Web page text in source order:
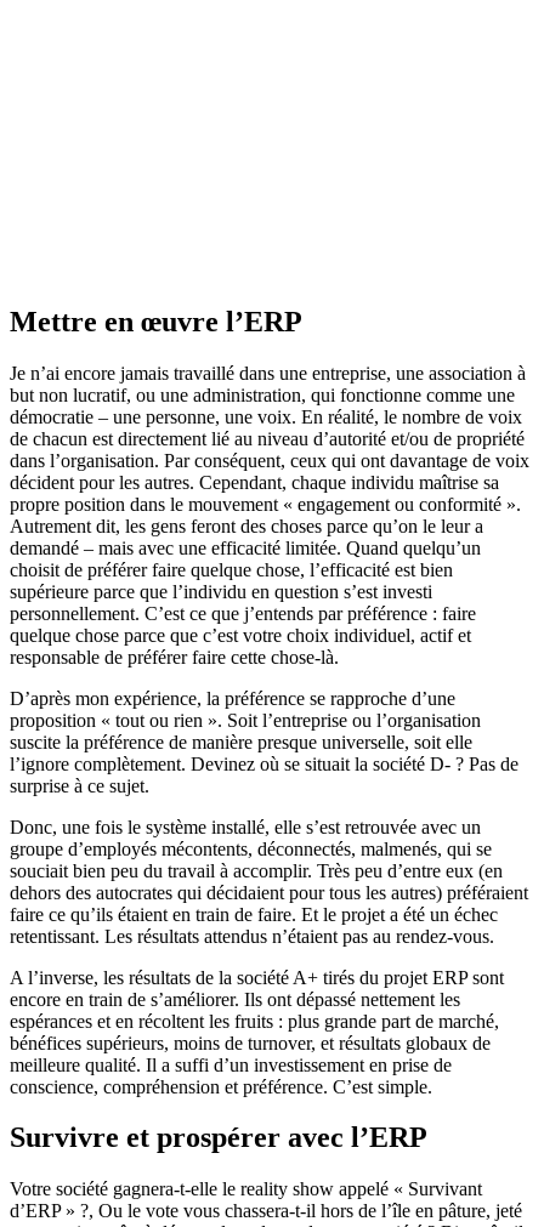
Mettre en œuvre l’ERP
Je n’ai encore jamais travaillé dans une entreprise, une association à
but non lucratif, ou une administration, qui fonctionne comme une
démocratie – une personne, une voix. En réalité, le nombre de voix
de chacun est directement lié au niveau d’autorité et/ou de propriété
dans l’organisation. Par conséquent, ceux qui ont davantage de voix
décident pour les autres. Cependant, chaque individu maîtrise sa
propre position dans le mouvement « engagement ou conformité ».
Autrement dit, les gens feront des choses parce qu’on le leur a
demandé – mais avec une efficacité limitée. Quand quelqu’un
choisit de préférer faire quelque chose, l’efficacité est bien
supérieure parce que l’individu en question s’est investi
personnellement. C’est ce que j’entends par préférence : faire
quelque chose parce que c’est votre choix individuel, actif et
responsable de préférer faire cette chose-là.
D’après mon expérience, la préférence se rapproche d’une
proposition « tout ou rien ». Soit l’entreprise ou l’organisation
suscite la préférence de manière presque universelle, soit elle
l’ignore complètement. Devinez où se situait la société D- ? Pas de
surprise à ce sujet.
Donc, une fois le système installé, elle s’est retrouvée avec un
groupe d’employés mécontents, déconnectés, malmenés, qui se
souciait bien peu du travail à accomplir. Très peu d’entre eux (en
dehors des autocrates qui décidaient pour tous les autres) préféraient
faire ce qu’ils étaient en train de faire. Et le projet a été un échec
retentissant. Les résultats attendus n’étaient pas au rendez-vous.
A l’inverse, les résultats de la société A+ tirés du projet ERP sont
encore en train de s’améliorer. Ils ont dépassé nettement les
espérances et en récoltent les fruits : plus grande part de marché,
bénéfices supérieurs, moins de turnover, et résultats globaux de
meilleure qualité. Il a suffi d’un investissement en prise de
conscience, compréhension et préférence. C’est simple.
Survivre et prospérer avec l’ERP
Votre société gagnera-t-elle le reality show appelé « Survivant
d’ERP » ?, Ou le vote vous chassera-t-il hors de l’île en pâture, jeté